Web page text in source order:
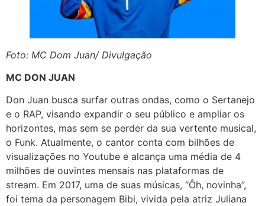
Foto: MC Dom Juan/ Divulgação
MC DON JUAN
Don Juan busca surfar outras ondas, como o Sertanejo
e o RAP, visando expandir o seu público e ampliar os
horizontes, mas sem se perder da sua vertente musical,
o Funk. Atualmente, o cantor conta com bilhões de
visualizações no Youtube e alcança uma média de 4
milhões de ouvintes mensais nas plataformas de
stream. Em 2017, uma de suas músicas, “Ôh, novinha”,
foi tema da personagem Bibi, vivida pela atriz Juliana